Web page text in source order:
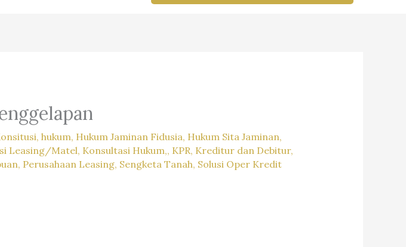
, hukum, Hukum Jaminan Fidusia, Hukum Sita Jaminan,
Leasing/Matel, Konsultasi Hukum,, KPR, Kreditur dan Debitur,
, Perusahaan Leasing, Sengketa Tanah, Solusi Oper Kredit